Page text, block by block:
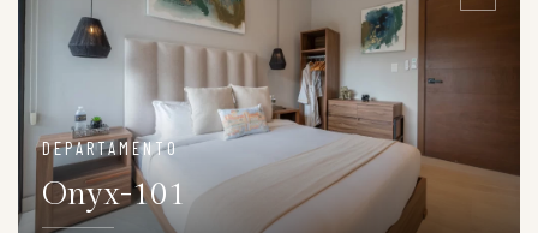
DEPARTAMENTO
Onyx-101